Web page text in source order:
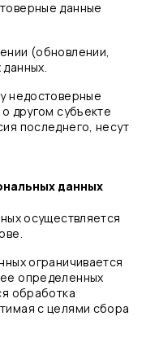
данные
(обновлении,
недостоверные
другом субъекте
последнего, несут
данных
осуществляется
ограничивается
определенных
обработка
с целями сбора